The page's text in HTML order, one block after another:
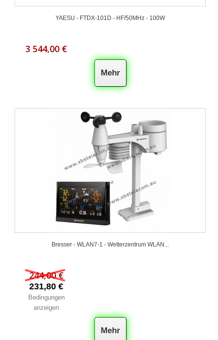
YAESU - FTDX-101D - HF/50MHz - 100W
3 544,00 €
Mehr
Bresser - WLAN7-1 - Wetterzentrum WLAN...
244,00 €
231,80 €
Bedingungen
anzeigen
Mehr